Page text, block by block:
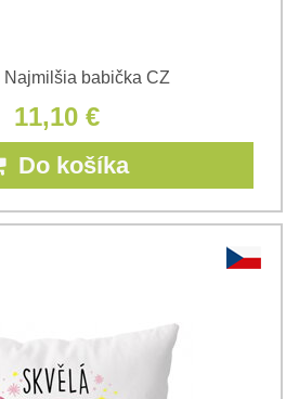
Najmilšia babička CZ
11,10 €
Do košíka